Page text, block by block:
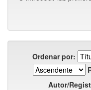
Ordenar por:
Autor/